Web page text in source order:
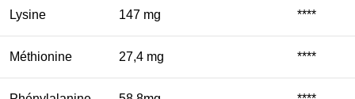
Lysine 147 mg ****
Méthionine 27,4 mg ****